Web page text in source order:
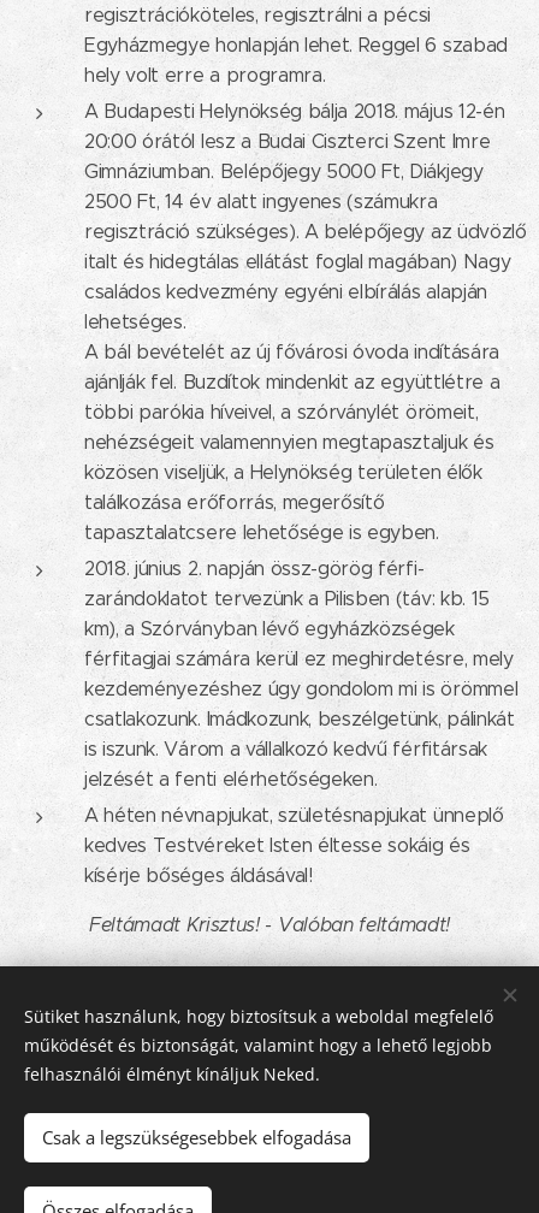
regisztrációköteles, regisztrálni a pécsi
Egyházmegye honlapján lehet. Reggel 6 szabad
hely volt erre a programra.
A Budapesti Helynökség bálja 2018. május 12-én
20:00 órától lesz a Budai Ciszterci Szent Imre
Gimnáziumban. Belépőjegy 5000 Ft, Diákjegy
2500 Ft, 14 év alatt ingyenes (számukra
regisztráció szükséges). A belépőjegy az üdvözlő
italt és hidegtálas ellátást foglal magában) Nagy
családos kedvezmény egyéni elbírálás alapján
lehetséges.
A bál bevételét az új fővárosi óvoda indítására
ajánlják fel. Buzdítok mindenkit az együttlétre a
többi parókia híveivel, a szórványlét örömeit,
nehézségeit valamennyien megtapasztaljuk és
közösen viseljük, a Helynökség területen élők
találkozása erőforrás, megerősítő
tapasztalatcsere lehetősége is egyben.
2018. június 2. napján össz-görög férfi-
zarándoklatot tervezünk a Pilisben (táv: kb. 15
km), a Szórványban lévő egyházközségek
férfitagjai számára kerül ez meghirdetésre, mely
kezdeményezéshez úgy gondolom mi is örömmel
csatlakozunk. Imádkozunk, beszélgetünk, pálinkát
is iszunk. Várom a vállalkozó kedvű férfitársak
jelzését a fenti elérhetőségeken.
A héten névnapjukat, születésnapjukat ünneplő
kedves Testvéreket Isten éltesse sokáig és
kísérje bőséges áldásával!
Feltámadt Krisztus! - Valóban feltámadt!
Share
© 2016-2026 Pécsi Görögkatolikus Parókia | 7624 Pécs, Alajos u.
Sütiket használunk, hogy biztosítsuk a weboldal megfelelő
működését és biztonságát, valamint hogy a lehető legjobb
felhasználói élményt kínáljuk Neked.
Csak a legszükségesebbek elfogadása